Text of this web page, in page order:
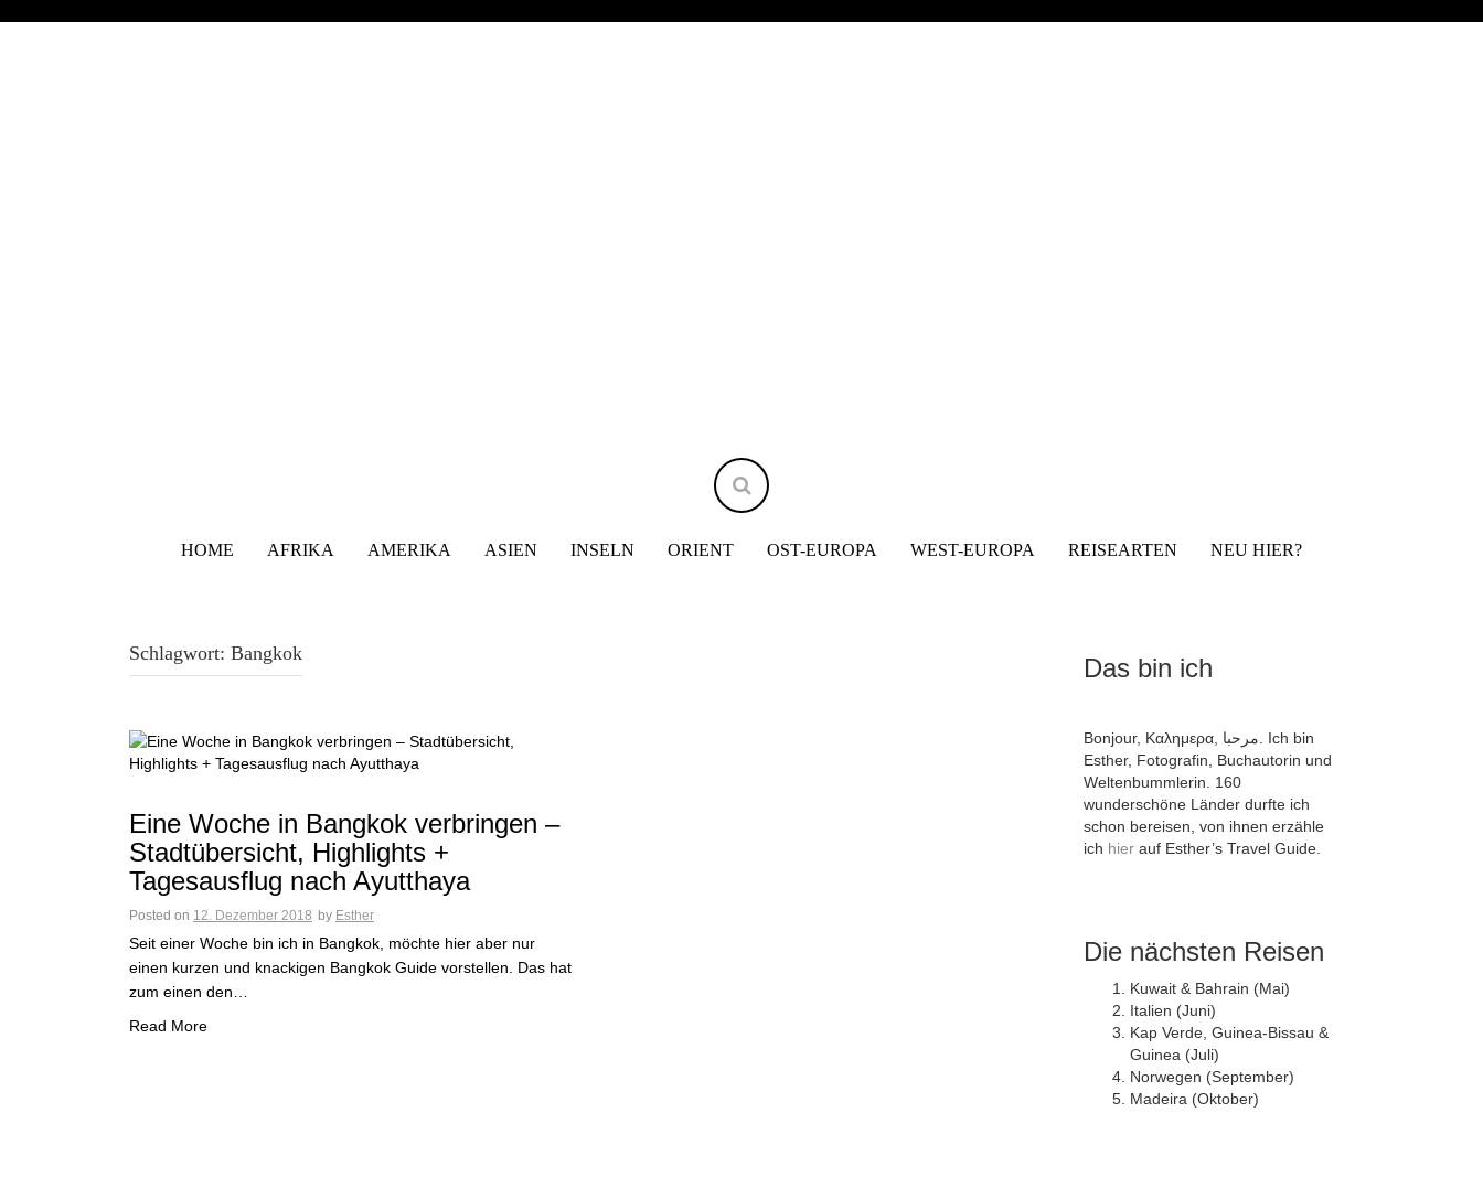
HOME AFRIKA AMERIKA ASIEN INSELN ORIENT OST-EUROPA WEST-EUROPA REISEARTEN NEU HIER?
Schlagwort: Bangkok
Eine Woche in Bangkok verbringen –
Stadtübersicht, Highlights +
Tagesausflug nach Ayutthaya
Posted on 12. Dezember 2018 by Esther
Seit einer Woche bin ich in Bangkok, möchte hier aber nur
einen kurzen und knackigen Bangkok Guide vorstellen. Das hat
zum einen den…
Read More
Das bin ich
Bonjour, Καλημερα, مرحبا. Ich bin
Esther, Fotografin, Buchautorin und
Weltenbummlerin. 160
wunderschöne Länder durfte ich
schon bereisen, von ihnen erzähle
ich hier auf Esther’s Travel Guide.
Die nächsten Reisen
Kuwait & Bahrain (Mai)
Italien (Juni)
Kap Verde, Guinea-Bissau &
Guinea (Juli)
Norwegen (September)
Madeira (Oktober)